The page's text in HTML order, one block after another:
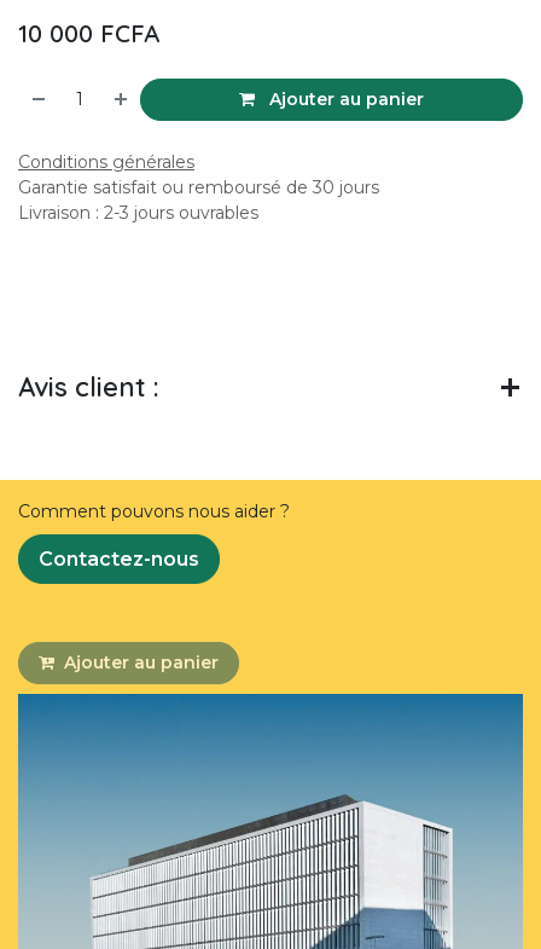
10 000 FCFA
Ajouter au panier
Conditions générales
Garantie satisfait ou remboursé de 30 jours
Livraison : 2-3 jours ouvrables
Avis client :
Comment pouvons nous aider ?
Contactez-nous
Ajouter au panier